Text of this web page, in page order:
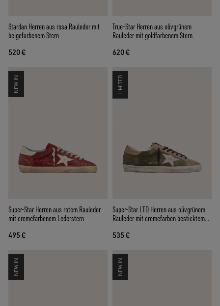
Stardan Herren aus rosa Rauleder mit
beigefarbenem Stern
520 €
True-Star Herren aus olivgrünem
Rauleder mit goldfarbenem Stern
620 €
NEW IN
Super-Star Herren aus rotem Rauleder
mit cremefarbenem Lederstern
495 €
LIMITED
Super-Star LTD Herren aus olivgrünem
Rauleder mit cremefarben besticktem
535 €
NEW IN NEW IN